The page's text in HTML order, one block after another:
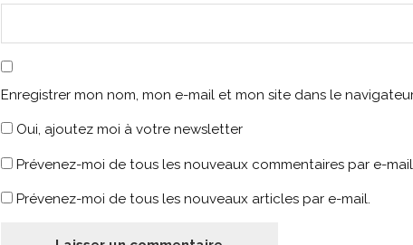
Enregistrer mon nom, mon e-mail et mon site dans le
Oui, ajoutez moi à votre newsletter
Prévenez-moi de tous les nouveaux commentaires par e-
Prévenez-moi de tous les nouveaux articles par e-mail.